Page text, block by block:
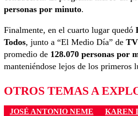
personas por minuto.
Finalmente, en el cuarto lugar quedó
Todos, junto a “El Medio Día” de
promedio de 128.070 personas por
manteniéndose lejos de los primeros
OTROS TEMAS A
JOSÉ ANTONIO NEME
KAREN